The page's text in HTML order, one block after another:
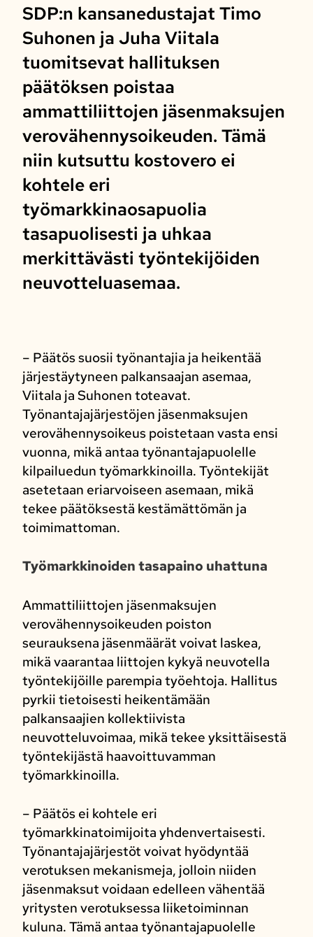
SDP:n kansanedustajat Timo
Suhonen ja Juha Viitala
tuomitsevat hallituksen
päätöksen poistaa
ammattiliittojen jäsenmaksujen
verovähennysoikeuden. Tämä
niin kutsuttu kostovero ei
kohtele eri
työmarkkinaosapuolia
tasapuolisesti ja uhkaa
merkittävästi työntekijöiden
neuvotteluasemaa.
– Päätös suosii työnantajia ja heikentää
järjestäytyneen palkansaajan asemaa,
Viitala ja Suhonen toteavat.
Työnantajajärjestöjen jäsenmaksujen
verovähennysoikeus poistetaan vasta ensi
vuonna, mikä antaa työnantajapuolelle
kilpailuedun työmarkkinoilla. Työntekijät
asetetaan eriarvoiseen asemaan, mikä
tekee päätöksestä kestämättömän ja
toimimattoman.
Työmarkkinoiden tasapaino uhattuna
Ammattiliittojen jäsenmaksujen
verovähennysoikeuden poiston
seurauksena jäsenmäärät voivat laskea,
mikä vaarantaa liittojen kykyä neuvotella
työntekijöille parempia työehtoja. Hallitus
pyrkii tietoisesti heikentämään
palkansaajien kollektiivista
neuvotteluvoimaa, mikä tekee yksittäisestä
työntekijästä haavoittuvamman
työmarkkinoilla.
– Päätös ei kohtele eri
työmarkkinatoimijoita yhdenvertaisesti.
Työnantajajärjestöt voivat hyödyntää
verotuksen mekanismeja, jolloin niiden
jäsenmaksut voidaan edelleen vähentää
yritysten verotuksessa liiketoiminnan
kuluna. Tämä antaa työnantajapuolelle